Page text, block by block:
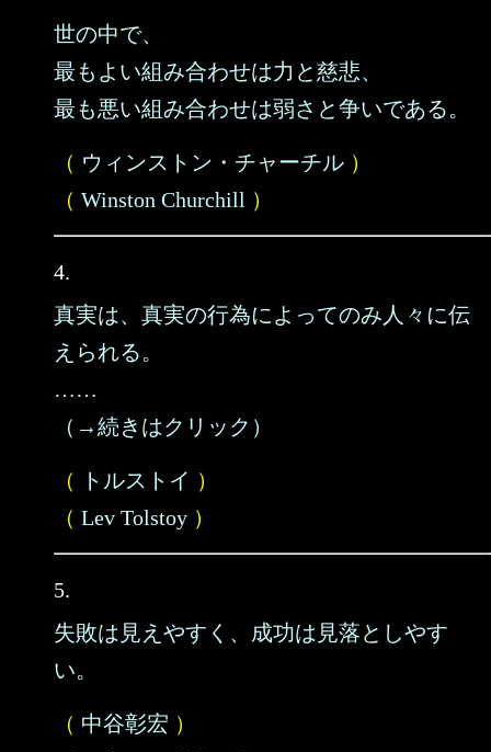
世の中で、
最もよい組み合わせは力と慈悲、
最も悪い組み合わせは弱さと争いである。
（ ウィンストン・チャーチル ）
（ Winston Churchill ）
4.
真実は、真実の行為によってのみ人々に伝
えられる。
……
（→続きはクリック）
（ トルストイ ）
（ Lev Tolstoy ）
5.
失敗は見えやすく、成功は見落としやす
い。
（ 中谷彰宏 ）